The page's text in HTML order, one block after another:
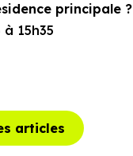
principale ?
15h35
articles